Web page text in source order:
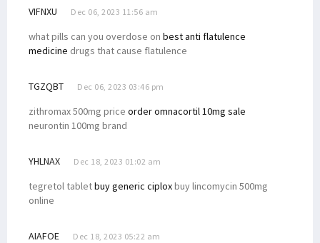
VIFNXU Dec 06, 2023 11:56 am
what pills can you overdose on best anti flatulence
medicine drugs that cause flatulence
TGZQBT Dec 06, 2023 03:46 pm
zithromax 500mg price order omnacortil 10mg sale
neurontin 100mg brand
YHLNAX Dec 18, 2023 01:02 am
tegretol tabletbuy generic ciploxbuy lincomycin 500mg
online
AIAFOE Dec 18, 2023 05:22 am